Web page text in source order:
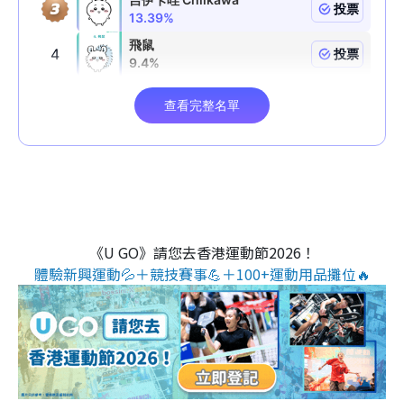
《U GO》請您去香港運動節2026！
體驗新興運動💦＋競技賽事💪＋100+運動用品攤位🔥